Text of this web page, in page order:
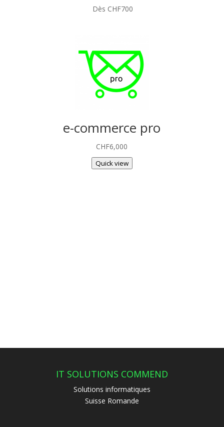
CHF700
e-commerce pro
CHF6,000
Quick view
IT SOLUTIONS COMMEND
Solutions informatiques
Suisse Romande